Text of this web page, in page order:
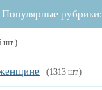
Популярные рубрики:
шт.)
(1313 шт.)